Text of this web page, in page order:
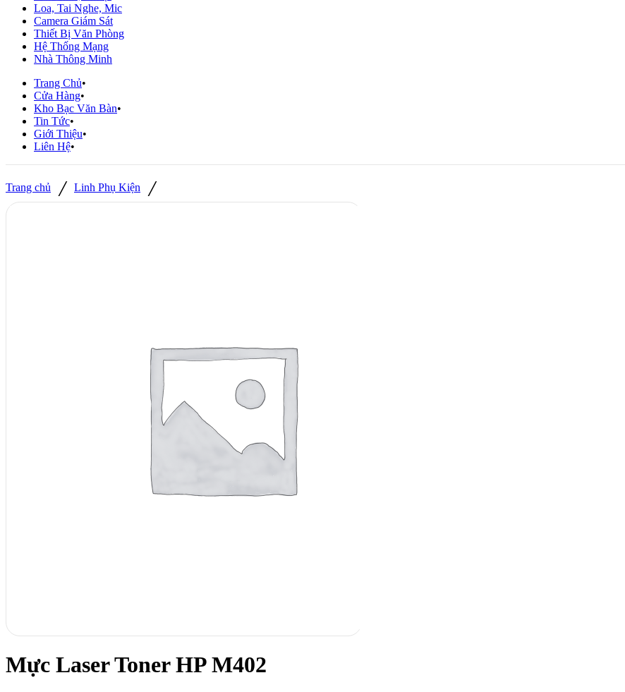
Loa, Tai Nghe, Mic
Camera Giám Sát
Thiết Bị Văn Phòng
Hệ Thống Mạng
Nhà Thông Minh
Trang Chủ
Cửa Hàng
Kho Bạc Văn Bàn
Tin Tức
Giới Thiệu
Liên Hệ
Trang chủ / Linh Phụ Kiện /
Mực Laser Toner HP M402